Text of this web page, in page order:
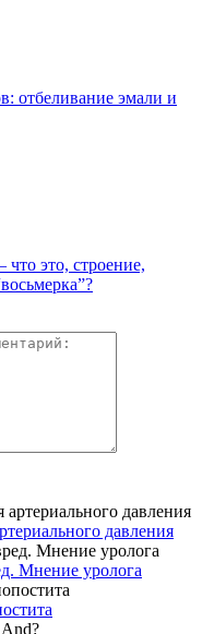
отбеливание эмали и
что это, строение,
давления
Мнение уролога